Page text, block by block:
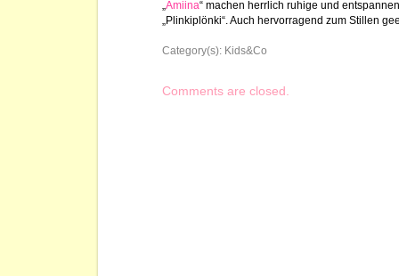
Amiina“ machen herrlich ruhige und
„Plinkiplönki“. Auch hervorragend zum Stillen
Category(s): Kids&Co
Comments are closed.